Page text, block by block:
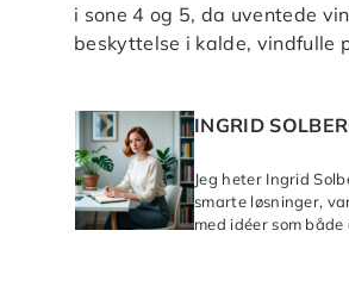
i sone 4 og 5, da uventede
beskyttelse i kalde, vindfulle
INGRID
Jeg heter Ingrid
smarte løsninger,
med idéer som